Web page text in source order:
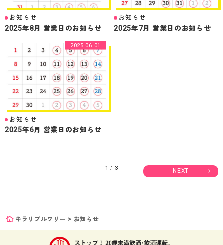
お知らせ
2025年8月 営業日のお知らせ
お知らせ
2025年7月 営業日のお知らせ
2025.06.01
お知らせ
2025年6月 営業日のお知らせ
1 / 3 NEXT
キラリブルワリー > お知らせ